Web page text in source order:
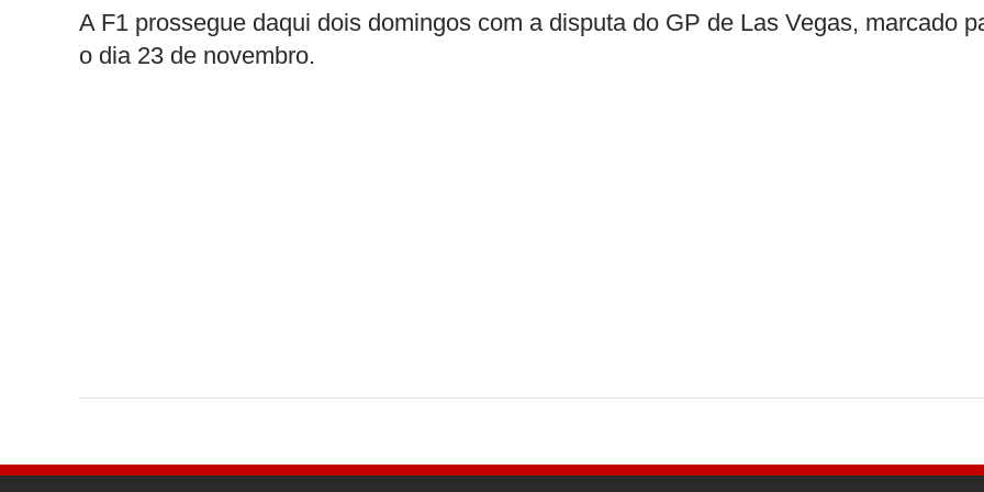
A F1 prossegue daqui dois domingos com a disputa do GP de Las Vegas, marcado
o dia 23 de novembro.